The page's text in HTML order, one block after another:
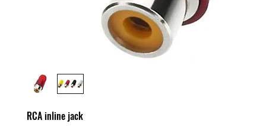
RCA inline jack